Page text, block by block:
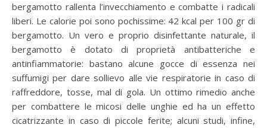
bergamotto rallenta l’invecchiamento e combatte i radicali
liberi. Le calorie poi sono pochissime: 42 kcal per 100 gr di
bergamotto. Un vero e proprio disinfettante naturale, il
bergamotto è dotato di proprietà antibatteriche e
antinfiammatorie: bastano alcune gocce di essenza nei
suffumigi per dare sollievo alle vie respiratorie in caso di
raffreddore, tosse, mal di gola. Un ottimo rimedio anche
per combattere le micosi delle unghie ed ha un effetto
cicatrizzante in caso di piccole ferite; alcuni studi, infine,